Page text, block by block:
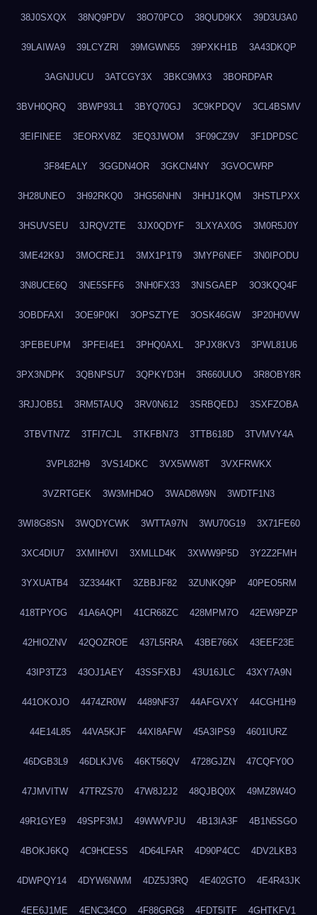
38J0SXQX 38NQ9PDV 38O70PCO 38QUD9KX 39D3U3A0
39LAIWA9 39LCYZRI 39MGWN55 39PXKH1B 3A43DKQP
3AGNJUCU 3ATCGY3X 3BKC9MX3 3BORDPAR
3BVH0QRQ 3BWP93L1 3BYQ70GJ 3C9KPDQV 3CL4BSMV
3EIFINEE 3EORXV8Z 3EQ3JWOM 3F09CZ9V 3F1DPDSC
3F84EALY 3GGDN4OR 3GKCN4NY 3GVOCWRP
3H28UNEO 3H92RKQ0 3HG56NHN 3HHJ1KQM 3HSTLPXX
3HSUVSEU 3JRQV2TE 3JX0QDYF 3LXYAX0G 3M0R5J0Y
3ME42K9J 3MOCREJ1 3MX1P1T9 3MYP6NEF 3N0IPODU
3N8UCE6Q 3NE5SFF6 3NH0FX33 3NISGAEP 3O3KQQ4F
3OBDFAXI 3OE9P0KI 3OPSZTYE 3OSK46GW 3P20H0VW
3PEBEUPM 3PFEI4E1 3PHQ0AXL 3PJX8KV3 3PWL81U6
3PX3NDPK 3QBNPSU7 3QPKYD3H 3R660UUO 3R8OBY8R
3RJJOB51 3RM5TAUQ 3RV0N612 3SRBQEDJ 3SXFZOBA
3TBVTN7Z 3TFI7CJL 3TKFBN73 3TTB618D 3TVMVY4A
3VPL82H9 3VS14DKC 3VX5WW8T 3VXFRWKX
3VZRTGEK 3W3MHD4O 3WAD8W9N 3WDTF1N3
3WI8G8SN 3WQDYCWK 3WTTA97N 3WU70G19 3X71FE60
3XC4DIU7 3XMIH0VI 3XMLLD4K 3XWW9P5D 3Y2Z2FMH
3YXUATB4 3Z3344KT 3ZBBJF82 3ZUNKQ9P 40PEO5RM
418TPYOG 41A6AQPI 41CR68ZC 428MPM7O 42EW9PZP
42HIOZNV 42QOZROE 437L5RRA 43BE766X 43EEF23E
43IP3TZ3 43OJ1AEY 43SSFXBJ 43U16JLC 43XY7A9N
441OKOJO 4474ZR0W 4489NF37 44AFGVXY 44CGH1H9
44E14L85 44VA5KJF 44XI8AFW 45A3IPS9 4601IURZ
46DGB3L9 46DLKJV6 46KT56QV 4728GJZN 47CQFY0O
47JMVITW 47TRZS70 47W8J2J2 48QJBQ0X 49MZ8W4O
49R1GYE9 49SPF3MJ 49WWVPJU 4B13IA3F 4B1N5SGO
4BOKJ6KQ 4C9HCESS 4D64LFAR 4D90P4CC 4DV2LKB3
4DWPQY14 4DYW6NWM 4DZ5J3RQ 4E402GTO 4E4R43JK
4EE6J1ME 4ENC34CO 4F88GRG8 4FDT5ITF 4GHTKFV1